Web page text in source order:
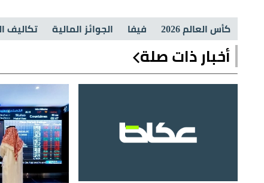
كأس العالم 2026 فيفا الجوائز المالية تكاليف
أخبار ذات صلة